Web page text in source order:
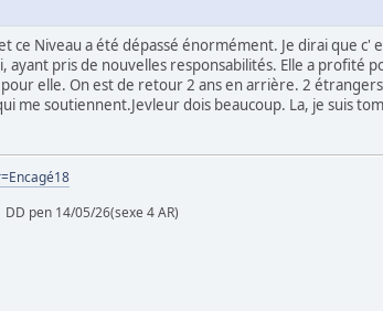
ce Niveau a été dépassé énormément. Je dirai que
ayant pris de nouvelles responsabilités. Elle a profité
elle. On est de retour 2 ans en arrière. 2
me soutiennent.Jevleur dois beaucoup. La, je suis
14/05/26(sexe 4 AR)